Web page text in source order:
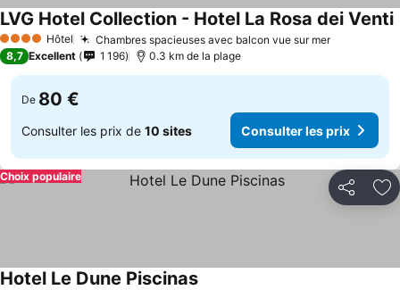
4 Étoiles Hôtel Chambres spacieuses avec balcon vue sur mer
LVG Hotel Collection - Hotel La Rosa dei Venti
8,7 Excellent 1 196 0.3 km de la plage
De 80 €
Consulter les prix de 10 sites Consulter les prix
Partager
Choix populaire
Hotel Le Dune Piscinas